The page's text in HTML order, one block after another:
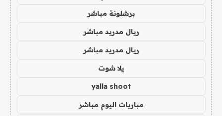
برشلونة مباشر
ريال مدريد مباشر
ريال مدريد مباشر
يلا شوت
yalla shoot
مباريات اليوم مباشر